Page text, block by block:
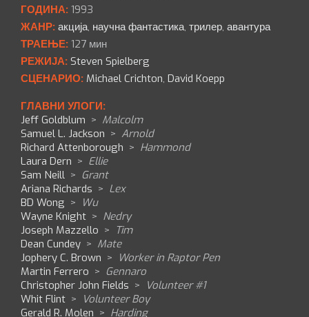
ГОДИНА: 1993
ЖАНР: акција, научна фантастика, трилер, авантура
ТРАЕЊЕ: 127 мин
РЕЖИЈА: Steven Spielberg
СЦЕНАРИО: Michael Crichton, David Koepp
ГЛАВНИ УЛОГИ:
Jeff Goldblum > Malcolm
Samuel L. Jackson > Arnold
Richard Attenborough > Hammond
Laura Dern > Ellie
Sam Neill > Grant
Ariana Richards > Lex
BD Wong > Wu
Wayne Knight > Nedry
Joseph Mazzello > Tim
Dean Cundey > Mate
Jophery C. Brown > Worker in Raptor Pen
Martin Ferrero > Gennaro
Christopher John Fields > Volunteer #1
Whit Flint > Volunteer Boy
Gerald R. Molen > Harding